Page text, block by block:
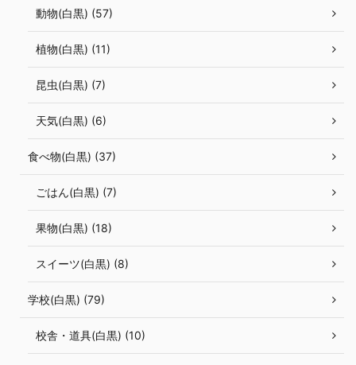
動物(白黒) (57)
植物(白黒) (11)
昆虫(白黒) (7)
天気(白黒) (6)
食べ物(白黒) (37)
ごはん(白黒) (7)
果物(白黒) (18)
スイーツ(白黒) (8)
学校(白黒) (79)
校舎・道具(白黒) (10)